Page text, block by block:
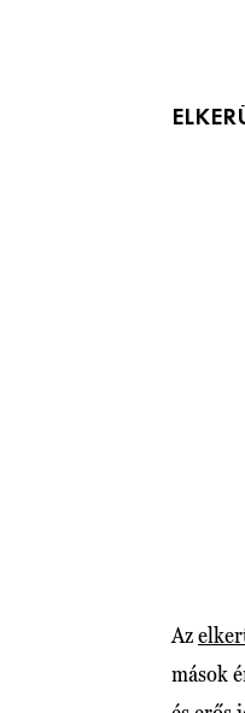
Az
mások